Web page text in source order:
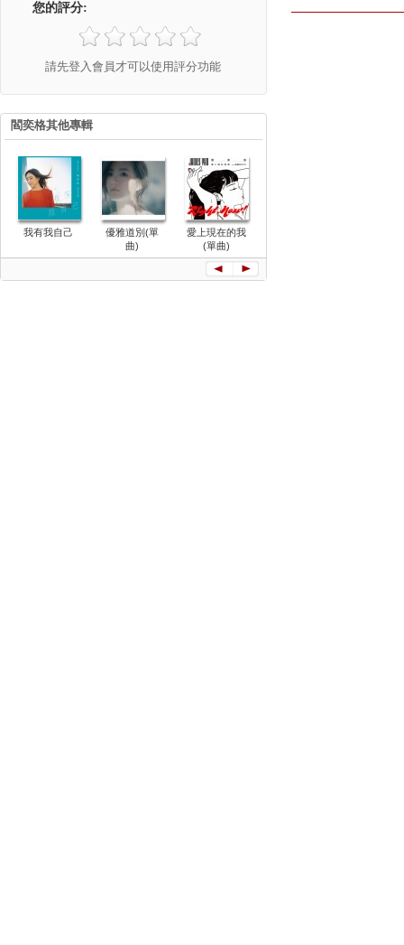
您的評分:
請先登入會員才可以使用評分功能
閻奕格其他專輯
我有我自己
優雅道別(單
曲)
愛上現在的我
(單曲)